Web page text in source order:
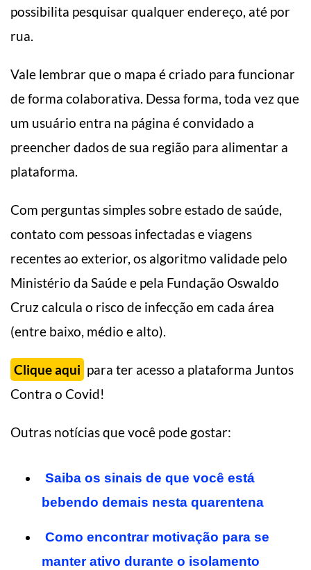
possibilita pesquisar qualquer endereço, até por
rua.
Vale lembrar que o mapa é criado para funcionar
de forma colaborativa. Dessa forma, toda vez que
um usuário entra na página é convidado a
preencher dados de sua região para alimentar a
plataforma.
Com perguntas simples sobre estado de saúde,
contato com pessoas infectadas e viagens
recentes ao exterior, os algoritmo validade pelo
Ministério da Saúde e pela Fundação Oswaldo
Cruz calcula o risco de infecção em cada área
(entre baixo, médio e alto).
Clique aqui para ter acesso a plataforma Juntos
Contra o Covid!
Outras notícias que você pode gostar:
Saiba os sinais de que você está
bebendo demais nesta quarentena
Como encontrar motivação para se
manter ativo durante o isolamento